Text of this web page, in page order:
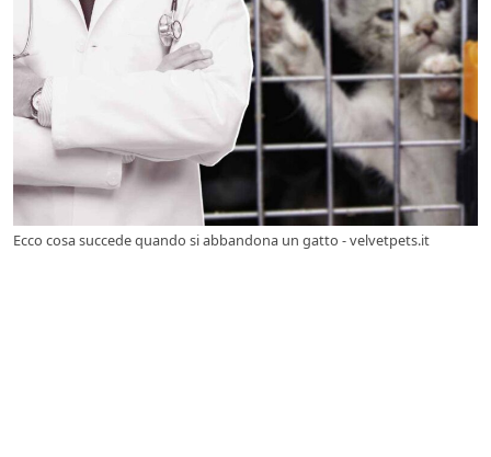
Ecco cosa succede quando si abbandona un gatto - velvetpets.it